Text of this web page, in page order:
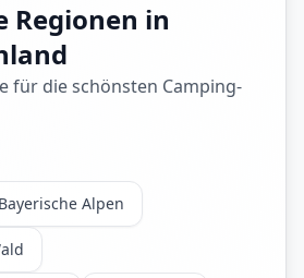
Regionen in
für die schönsten Camping-
Bayerische Alpen